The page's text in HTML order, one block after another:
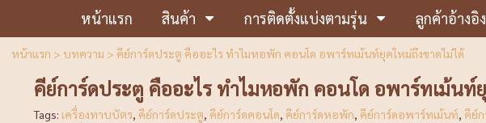
หน้าแรก สินค้า การติดตั้งแบ่งตามรุ่น ลูกค้าอ้างอิง
หน้าแรก > บทความ > คีย์การ์ดประตู คืออะไร ทำไมหอพัก คอนโด อพาร์ทเม้นท์ยุคใหม่ถึงขาดไม่ได้
คีย์การ์ดประตู คืออะไร ทำไมหอพัก คอนโด อพาร์ทเม้นท์
Tags: เครื่องทาบบัตร, คีย์การ์ดประตู, คีย์การ์ดคอนโด, คีย์การ์ดหอพัก, คีย์การ์ดอพาร์ทเม้นท์, คีย์